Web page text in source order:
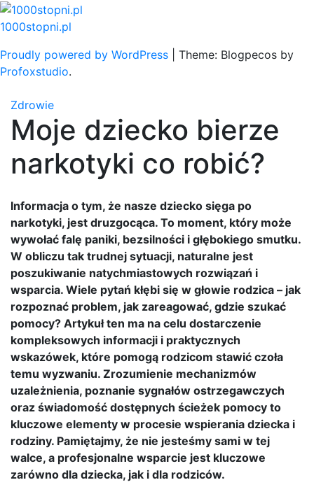
Skip
to
1000stopni.pl
Proudly powered by WordPress
Theme: Blogpecos by
Profoxstudio.
Zdrowie
Moje dziecko bierze
narkotyki co robić?
Informacja o tym, że nasze dziecko sięga po
narkotyki, jest druzgocąca. To moment, który może
wywołać falę paniki, bezsilności i głębokiego smutku.
W obliczu tak trudnej sytuacji, naturalne jest
poszukiwanie natychmiastowych rozwiązań i
wsparcia. Wiele pytań kłębi się w głowie rodzica – jak
rozpoznać problem, jak zareagować, gdzie szukać
pomocy? Artykuł ten ma na celu dostarczenie
kompleksowych informacji i praktycznych
wskazówek, które pomogą rodzicom stawić czoła
temu wyzwaniu. Zrozumienie mechanizmów
uzależnienia, poznanie sygnałów ostrzegawczych
oraz świadomość dostępnych ścieżek pomocy to
kluczowe elementy w procesie wspierania dziecka i
rodziny. Pamiętajmy, że nie jesteśmy sami w tej
walce, a profesjonalne wsparcie jest kluczowe
zarówno dla dziecka, jak i dla rodziców.